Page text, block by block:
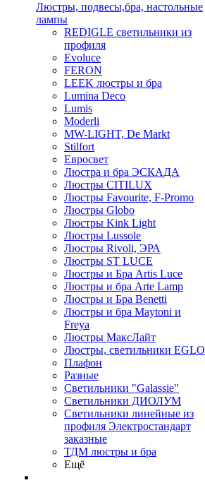
Люстры, подвесы,бра, настольные
лампы
REDIGLE светильники из
профиля
Evoluce
FERON
LEEK люстры и бра
Lumina Deco
Lumis
Moderli
MW-LIGHT, De Markt
Stilfort
Евросвет
Люстра и бра ЭСКАДА
Люстры CITILUX
Люстры Favourite, F-Promo
Люстры Globo
Люстры Kink Light
Люстры Lussole
Люстры Rivoli, ЭРА
Люстры ST LUCE
Люстры и Бра Artis Luce
Люстры и бра Arte Lamp
Люстры и Бра Benetti
Люстры и бра Maytoni и
Freya
Люстры МаксЛайт
Люстры, светильники EGLO
Плафон
Разные
Светильники "Galassie"
Светильники ДИОЛУМ
Светильники линейные из
профиля Электростандарт
заказные
ТДМ люстры и бра
Ещё